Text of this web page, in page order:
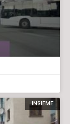
INSIEME